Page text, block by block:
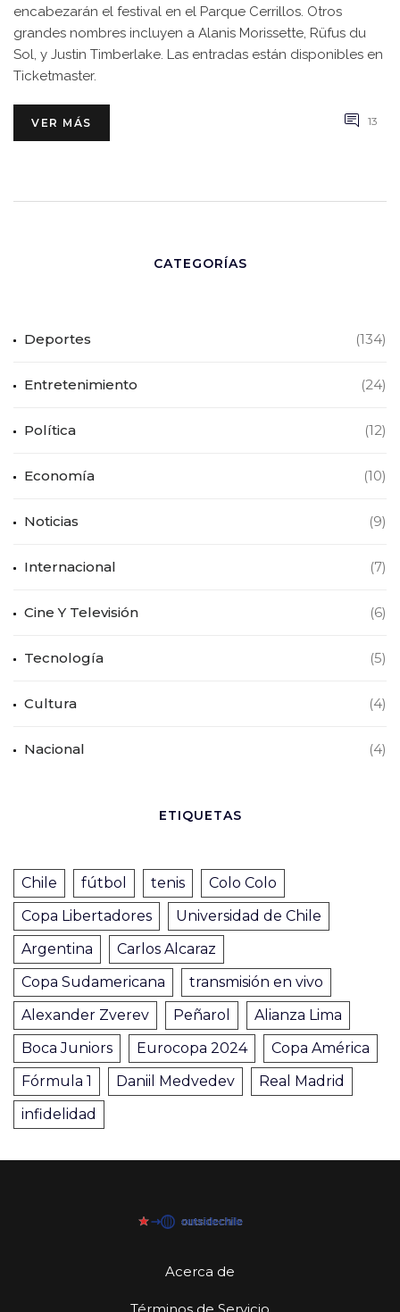
encabezarán el festival en el Parque Cerrillos. Otros
grandes nombres incluyen a Alanis Morissette, Rüfus du
Sol, y Justin Timberlake. Las entradas están disponibles en
Ticketmaster.
VER MÁS 13
CATEGORÍAS
Deportes (134)
Entretenimiento (24)
Política (12)
Economía (10)
Noticias (9)
Internacional (7)
Cine Y Televisión (6)
Tecnología (5)
Cultura (4)
Nacional (4)
ETIQUETAS
Chile fútbol tenis
Colo Colo
Copa Libertadores
Universidad de Chile
Argentina
Carlos Alcaraz
Copa Sudamericana
transmisión en vivo
Alexander Zverev
Peñarol
Alianza Lima
Boca Juniors
Eurocopa 2024
Copa América
Fórmula 1
Daniil Medvedev
Real Madrid
infidelidad
Acerca de
Términos de Servicio